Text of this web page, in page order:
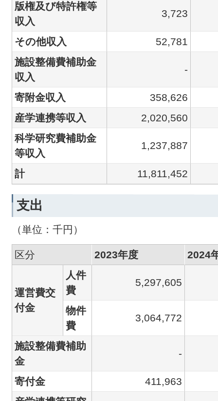
版権及び特許権等
収入
3,723
その他収入
52,781
施設整備費補助金
収入
-
寄附金収入
358,626
産学連携等収入
2,020,560
科学研究費補助金
等収入
1,237,887
計 11,811,452
支出
（単位：千円）
区分 2023年度 2024
運営費交
付金
人件
費
5,297,605
物件
費
3,064,772
施設整備費補助
金
-
寄付金
411,963